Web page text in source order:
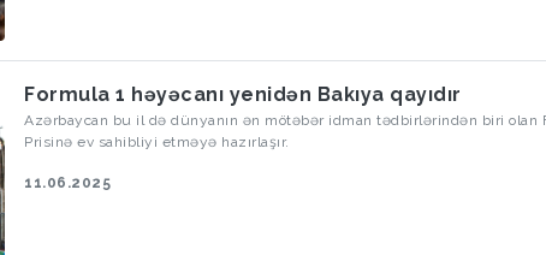
Formula 1 həyəcanı yenidən Bakıya qayıdır
Azərbaycan bu il də dünyanın ən mötəbər idman tədbirlərindən biri olan
Prisinə ev sahibliyi etməyə hazırlaşır.
11.06.2025